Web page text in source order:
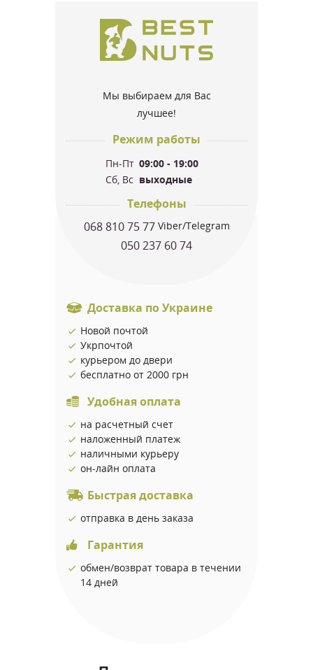
Мы выбираем для Вас
лучшее!
Режим работы
Пн-Пт 09:00 - 19:00
Сб, Вс выходные
Телефоны
068 810 75 77Viber/Telegram
050 237 60 74
Доставка по Украине
Новой почтой
Укрпочтой
курьером до двери
бесплатно от 2000 грн
Удобная оплата
на расчетный счет
наложенный платеж
наличными курьеру
он-лайн оплата
Быстрая доставка
отправка в день заказа
Гарантия
обмен/возврат товара в течении
14 дней